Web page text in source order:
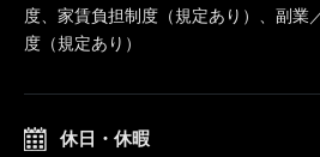
度、家賃負担制度（規定あり）、副業
度（規定あり）
休日・休暇